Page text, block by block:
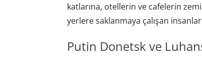
katlarına, otellerin ve cafelerin
yerlere saklanmaya çalışan
Putin Donetsk ve